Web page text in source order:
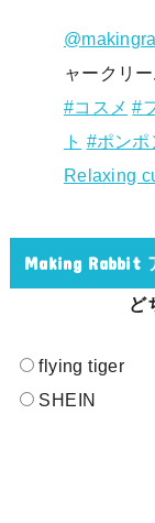
ャークリ
#コスメ #
ト #ポンポ
Relaxing
Making Rabbit
ど
flying tiger
SHEIN